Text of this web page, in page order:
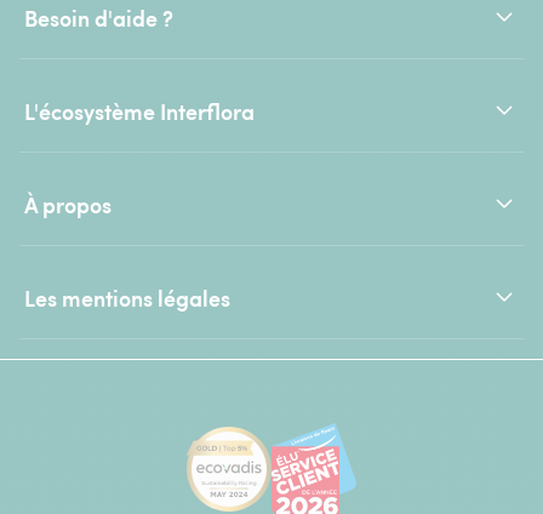
Besoin d'aide ?
L'écosystème Interflora
À propos
Les mentions légales